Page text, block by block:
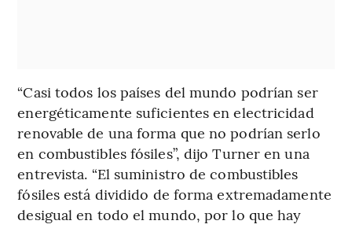
“Casi todos los países del mundo podrían ser
energéticamente suficientes en electricidad
renovable de una forma que no podrían serlo
en combustibles fósiles”, dijo Turner en una
entrevista. “El suministro de combustibles
fósiles está dividido de forma extremadamente
desigual en todo el mundo, por lo que hay